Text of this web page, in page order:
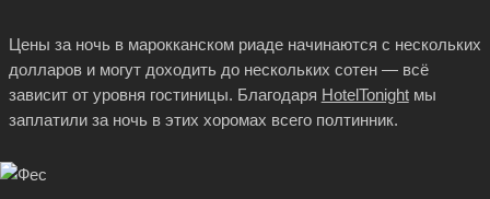
Цены за ночь в марокканском риаде начинаются с нескольких
долларов и могут доходить до нескольких сотен — всё
зависит от уровня гостиницы. Благодаря HotelTonightмы
заплатили за ночь в этих хоромах всего полтинник.